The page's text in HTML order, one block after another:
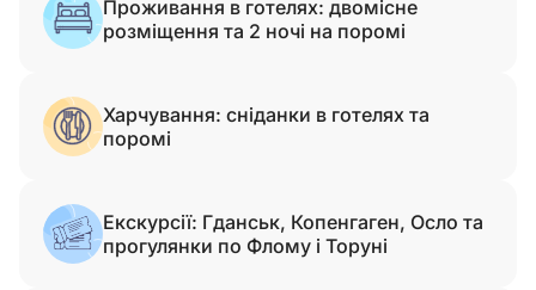
Проживання в готелях: двомісне
розміщення та 2 ночі на поромі
Харчування: сніданки в готелях та
поромі
Екскурсії: Гданськ, Копенгаген, Осло та
прогулянки по Флому і Торуні